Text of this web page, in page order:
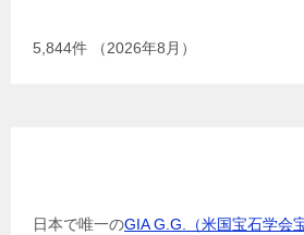
5,844件 （2026年8月）
日本で唯一のGIA G.G.（米国宝石学会